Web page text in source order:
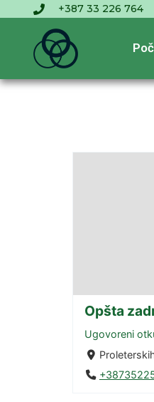
+387 33 226 764
Opšta
Ugovoreni